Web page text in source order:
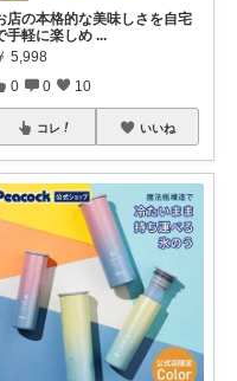
店の本格的な美味しさを自宅
手軽に楽しめ ...
5,998
0 0 10
コレ いいね